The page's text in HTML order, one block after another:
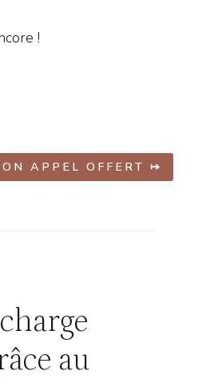
!
APPEL OFFERT ⤅
au